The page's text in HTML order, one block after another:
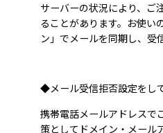
サーバーの状況により、ご
ることがあります。お使い
ン」でメールを同期し、受
◆メール受信拒否設定をし
携帯電話メールアドレスで
策としてドメイン・メール